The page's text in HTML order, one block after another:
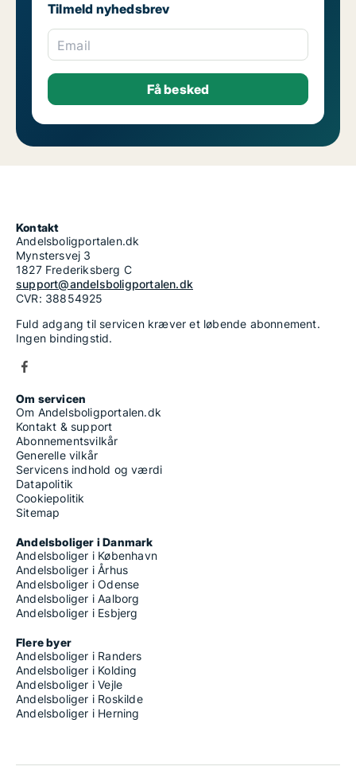
Tilmeld nyhedsbrev
Email
Kontakt
Andelsboligportalen.dk
Mynstersvej 3
1827 Frederiksberg C
support@andelsboligportalen.dk
CVR: 38854925
Fuld adgang til servicen kræver et løbende abonnement.
Ingen bindingstid.
Om servicen
Om Andelsboligportalen.dk
Kontakt & support
Abonnementsvilkår
Generelle vilkår
Servicens indhold og værdi
Datapolitik
Cookiepolitik
Sitemap
Andelsboliger i Danmark
Andelsboliger i København
Andelsboliger i Århus
Andelsboliger i Odense
Andelsboliger i Aalborg
Andelsboliger i Esbjerg
Flere byer
Andelsboliger i Randers
Andelsboliger i Kolding
Andelsboliger i Vejle
Andelsboliger i Roskilde
Andelsboliger i Herning